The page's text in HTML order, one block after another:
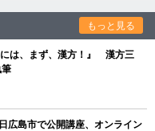
もっと見る
は、まず、漢方！』 漢方三
島市で公開講座、オンライン